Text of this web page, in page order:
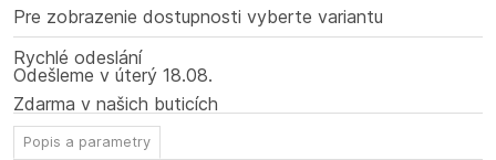
Pre zobrazenie dostupnosti vyberte variantu
Rychlé odeslání
Odešleme v úterý 18.08.
Zdarma v našich buticích
Popis a parametry